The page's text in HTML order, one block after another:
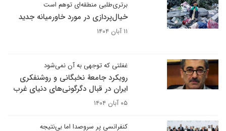
برتری‌طلبی منطقه‌ای توهم است
خیال‌پردازی در مورد خاورمیانه جدید
۱۱ آبان ۱۴۰۴
غفلتی که توجهی به آن نمی‌شود
رویکرد جامعۀ نخبگانی و روشنفکری
ایران در قبال دگرگونی‌های دنیای غرب
۰۵ آبان ۱۴۰۴
کنفرانسی پر سروصدا اما بی‌نتیجه